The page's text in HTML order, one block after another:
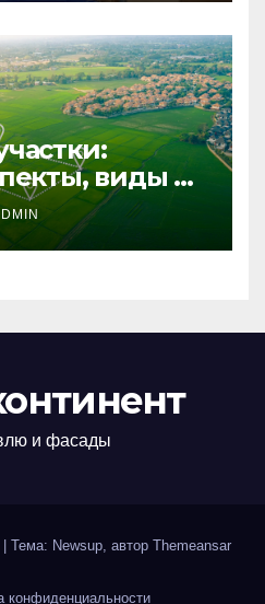
виды и
и фасады
Тема: Newsup, автор Themeansar
конфиденциальности